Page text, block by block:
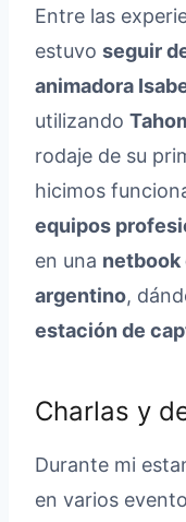
Entre las
estuvo seguir
animadora
utilizando
rodaje de su
hicimos
equipos
en una netbook
argentino,
estación de
Charlas y
Durante mi
en varios